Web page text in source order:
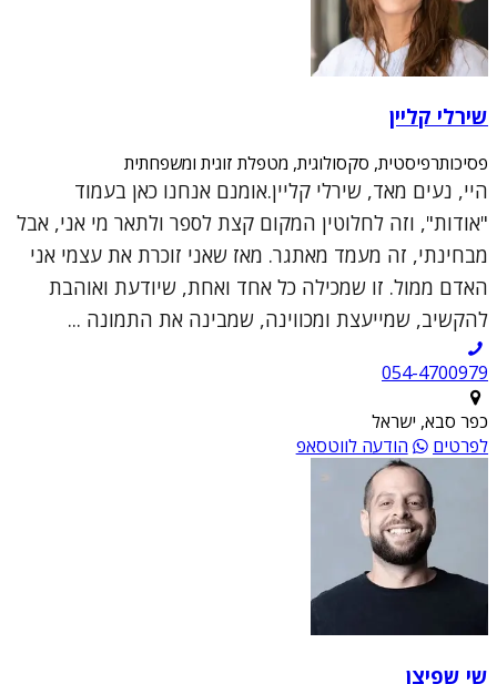
שירלי קליין
פסיכותרפיסטית, סקסולוגית, מטפלת זוגית ומשפחתית
היי, נעים מאד, שירלי קליין.אומנם אנחנו כאן בעמוד
"אודות", וזה לחלוטין המקום קצת לספר ולתאר מי אני, אבל
מבחינתי, זה מעמד מאתגר. מאז שאני זוכרת את עצמי אני
האדם ממול. זו שמכילה כל אחד ואחת, שיודעת ואוהבת
להקשיב, שמייעצת ומכווינה, שמבינה את התמונה ...
054-4700979
כפר סבא, ישראל
לפרטים
הודעה לווטסאפ
שי שפיצן